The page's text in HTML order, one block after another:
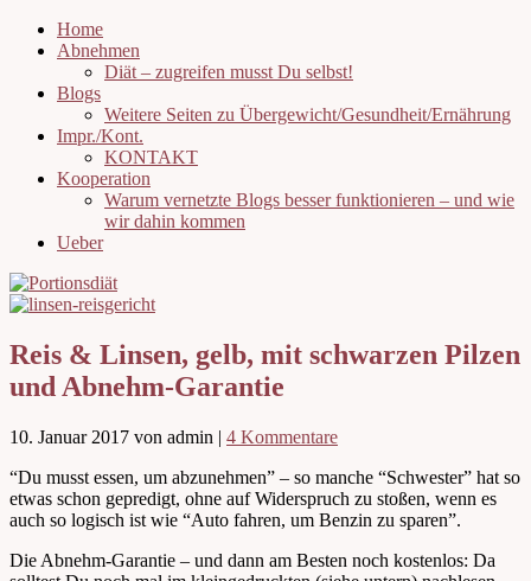
Home
Abnehmen
Diät – zugreifen musst Du selbst!
Blogs
Weitere Seiten zu Übergewicht/Gesundheit/Ernährung
Impr./Kont.
KONTAKT
Kooperation
Warum vernetzte Blogs besser funktionieren – und wie
wir dahin kommen
Ueber
Reis & Linsen, gelb, mit schwarzen Pilzen
und Abnehm-Garantie
10. Januar 2017 von admin | 4 Kommentare
“Du musst essen, um abzunehmen” – so manche “Schwester” hat so
etwas schon gepredigt, ohne auf Widerspruch zu stoßen, wenn es
auch so logisch ist wie “Auto fahren, um Benzin zu sparen”.
Die Abnehm-Garantie – und dann am Besten noch kostenlos: Da